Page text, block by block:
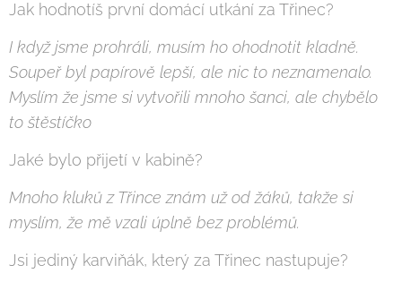
Jak hodnotíš první domácí utkání za Třinec?
I když jsme prohráli, musím ho ohodnotit kladně.
Soupeř byl papírově lepší, ale nic to neznamenalo.
Myslím že jsme si vytvořili mnoho šanci, ale chybělo
to štěstíčko
Jaké bylo přijetí v kabině?
Mnoho kluků z Třince znám už od žáků, takže si
myslím, že mě vzali úplně bez problémů.
Jsi jediný karviňák, který za Třinec nastupuje?